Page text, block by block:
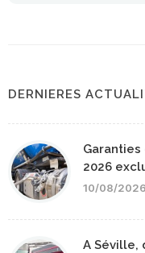
DERNIERES
2026
10/08/2026
A Séville,